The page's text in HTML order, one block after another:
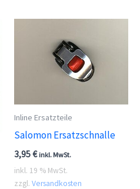
Inline Ersatzteile
Salomon Ersatzschnalle
3,95€ inkl. MwSt.
inkl. 19 % MwSt.
zzgl. Versandkosten